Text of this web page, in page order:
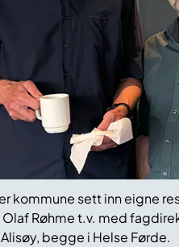
kommune sett inn eigne
OlafRøhmet.v. med
, begge i Helse Førde.